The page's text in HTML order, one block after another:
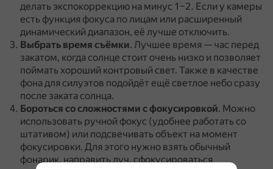
делать экспокоррекцию на минус 1–2. Если у камеры
есть функция фокуса по лицам или расширенный
динамический диапазон, её лучше отключить.
Выбрать время съёмки. Лучшее время — час перед
закатом, когда солнце стоит очень низко и позволяет
поймать хороший контровый свет. Также в качестве
фона для силуэтов подойдёт ещё светлое небо сразу
после заката солнца.
Бороться со сложностями с фокусировкой. Можно
использовать ручной фокус (удобнее работать со
штативом) или подсвечивать объект на момент
фокусировки. Для этого нужно взять обычный
фонарик, направить луч, сфокусироваться